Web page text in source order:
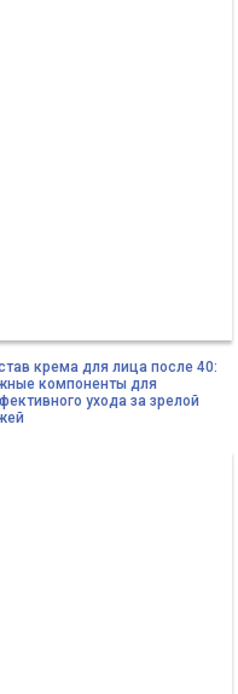
крема для лица после 40:
компоненты для
ухода за зрелой